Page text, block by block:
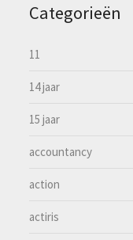
Categorieën
11
14 jaar
15 jaar
accountancy
action
actiris